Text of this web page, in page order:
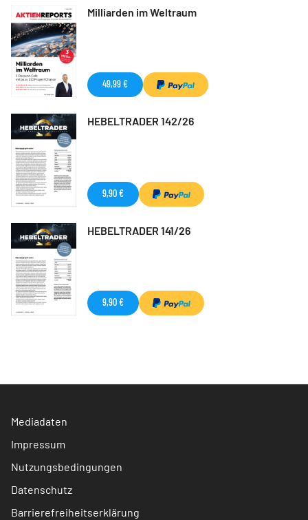
Milliarden im Weltraum
49,99 €
HEBELTRADER 142/26
9,90 €
HEBELTRADER 141/26
9,90 €
Mediadaten
Impressum
Nutzungsbedingungen
Datenschutz
Barrierefreiheitserklärung